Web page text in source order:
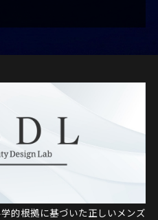
的根拠に基づいた正しいメンズ